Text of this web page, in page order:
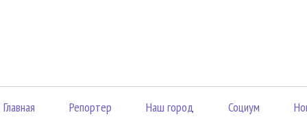
Главная Репортер Наш город Социум